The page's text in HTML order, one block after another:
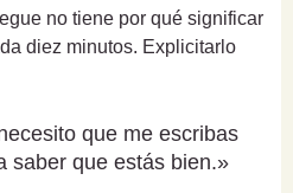
no tiene por qué significar
diez minutos. Explicitarlo
que me escribas
saber que estás bien.»